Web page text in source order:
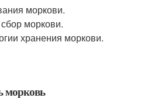
моркови.
моркови.
хранения моркови.
морковь